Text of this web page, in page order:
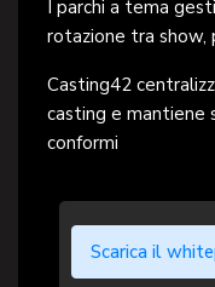
I parchi a tema
rotazione tra show,
Casting42
casting e mantiene
conformi
Scarica il